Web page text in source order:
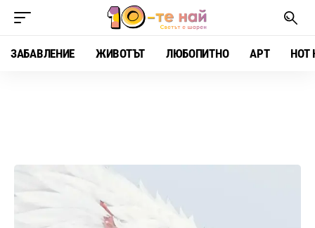
ЗАБАВЛЕНИЕ ЖИВОТЪТ ЛЮБОПИТНО АРТ HOT